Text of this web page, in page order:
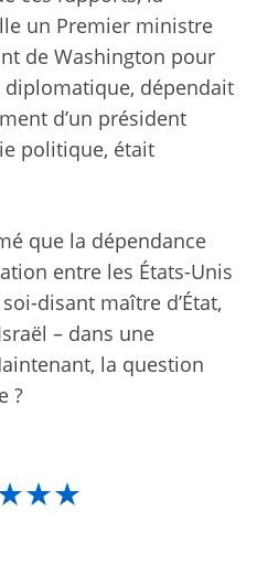
un Premier ministre
de Washington pour
dépendait
d’un président
politique, était
que la dépendance
entre les États-Unis
disant maître d’État,
– dans une
la question
?